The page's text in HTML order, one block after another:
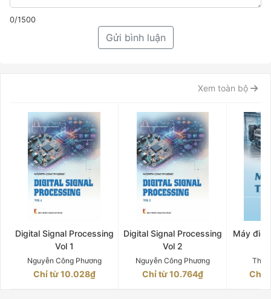
0/1500
Gửi bình luận
Xem toàn bộ
Digital Signal Processing
Vol 1
Nguyễn Công Phương
Chỉ từ 10.028₫
Digital Signal Processing
Vol 2
Nguyễn Công Phương
Chỉ từ 10.764₫
Máy
Chỉ